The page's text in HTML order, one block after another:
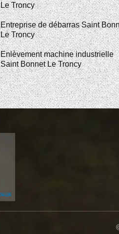
Le Troncy
Entreprise de débarras Saint
Le Troncy
Enlèvement machine industrielle
Saint Bonnet Le Troncy